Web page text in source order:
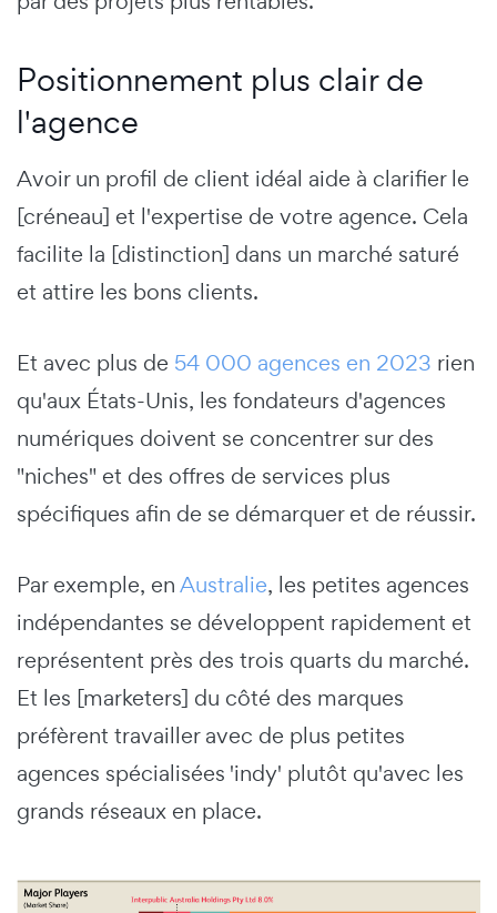
Positionnement plus clair de
l'agence
Avoir un profil de client idéal aide à clarifier le
[créneau] et l'expertise de votre agence. Cela
facilite la [distinction] dans un marché saturé
et attire les bons clients.
Et avec plus de 54 000 agences en 2023 rien
qu'aux États-Unis, les fondateurs d'agences
numériques doivent se concentrer sur des
"niches" et des offres de services plus
spécifiques afin de se démarquer et de réussir.
Par exemple, enAustralie, les petites agences
indépendantes se développent rapidement et
représentent près des trois quarts du marché.
Et les [marketers] du côté des marques
préfèrent travailler avec de plus petites
agences spécialisées 'indy' plutôt qu'avec les
grands réseaux en place.